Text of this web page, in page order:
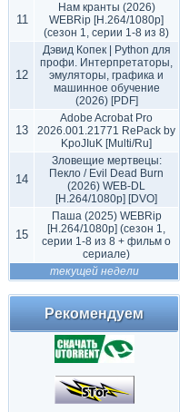
11
Нам кранты (2026)
WEBRip [H.264/1080p]
(сезон 1, серии 1-8 из 8)
12
Дэвид Копек | Python для
профи. Интерпретаторы,
эмуляторы, графика и
машинное обучение
(2026) [PDF]
13
Adobe Acrobat Pro
2026.001.21771 RePack by
KpoJIuK [Multi/Ru]
14
Зловещие мертвецы:
Пекло / Evil Dead Burn
(2026) WEB-DL
[H.264/1080p] [DVO]
15
Паша (2025) WEBRip
[H.264/1080p] (сезон 1,
серии 1-8 из 8 + фильм о
сериале)
текущей недели
Рекомендуем